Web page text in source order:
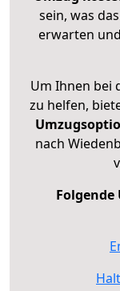
sein, was
erwarten
Um Ihnen bei
zu helfen,
nach